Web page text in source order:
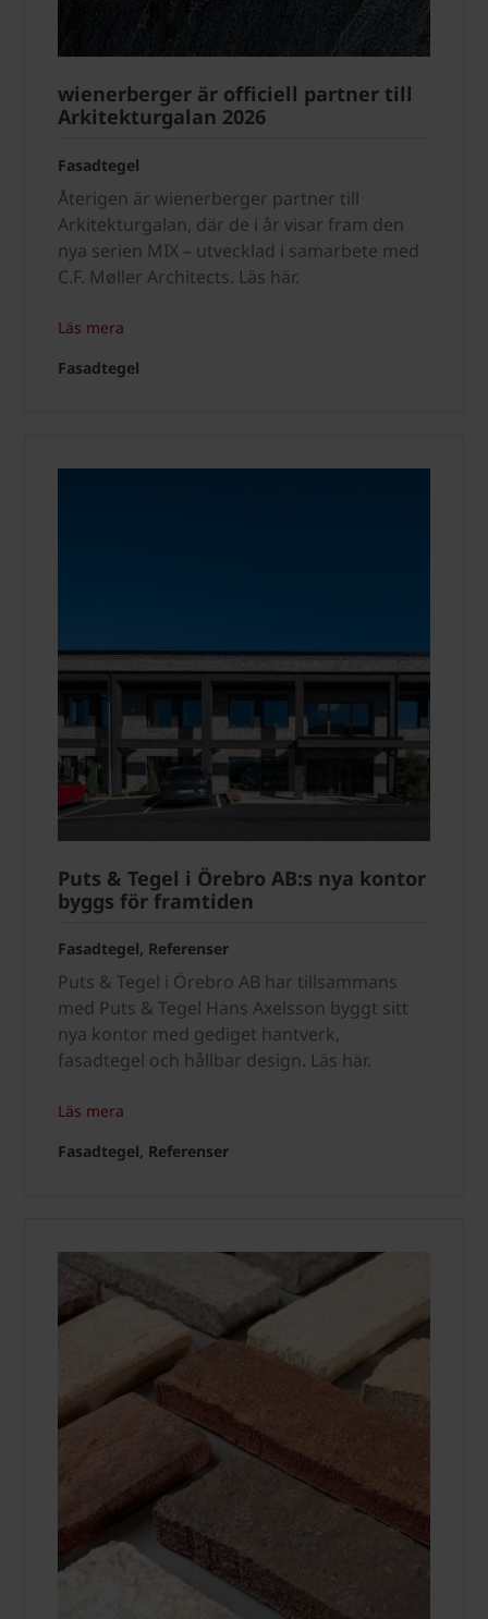
wienerberger är officiell partner till
Arkitekturgalan 2026
Fasadtegel
Återigen är wienerberger partner till
Arkitekturgalan, där de i år visar fram den
nya serien MIX – utvecklad i samarbete med
C.F. Møller Architects. Läs här.
Läs mera
Fasadtegel
Puts & Tegel i Örebro AB:s nya kontor
byggs för framtiden
Fasadtegel, Referenser
Puts & Tegel i Örebro AB har tillsammans
med Puts & Tegel Hans Axelsson byggt sitt
nya kontor med gediget hantverk,
fasadtegel och hållbar design. Läs här.
Läs mera
Fasadtegel, Referenser